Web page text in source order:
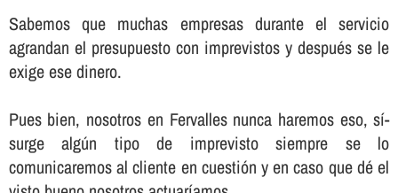
Sabemos que muchas empresas durante el servicio
agrandan el presupuesto con imprevistos y después se le
exige ese dinero.
Pues bien, nosotros en Fervalles nunca haremos eso, sí­
surge algún tipo de imprevisto siempre se lo
comunicaremos al cliente en cuestión y en caso que dé el